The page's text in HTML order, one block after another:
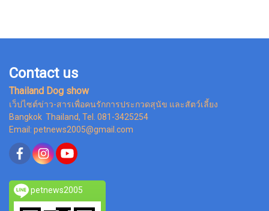
Contact us
Thailand Dog show
เว็ปไซต์ข่าว-สารเพื่อคนรักการประกวดสุนัข และสัตว์เลี้ยง
Bangkok Thailand, Tel. 081-3425254
Email: petnews2005@gmail.com
petnews2005